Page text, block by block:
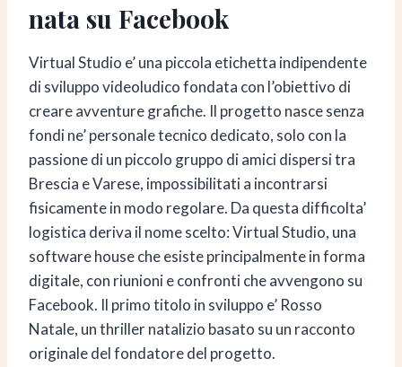
nata su Facebook
Virtual Studio e’ una piccola etichetta indipendente
di sviluppo videoludico fondata con l’obiettivo di
creare avventure grafiche. Il progetto nasce senza
fondi ne’ personale tecnico dedicato, solo con la
passione di un piccolo gruppo di amici dispersi tra
Brescia e Varese, impossibilitati a incontrarsi
fisicamente in modo regolare. Da questa difficolta’
logistica deriva il nome scelto: Virtual Studio, una
software house che esiste principalmente in forma
digitale, con riunioni e confronti che avvengono su
Facebook. Il primo titolo in sviluppo e’ Rosso
Natale, un thriller natalizio basato su un racconto
originale del fondatore del progetto.